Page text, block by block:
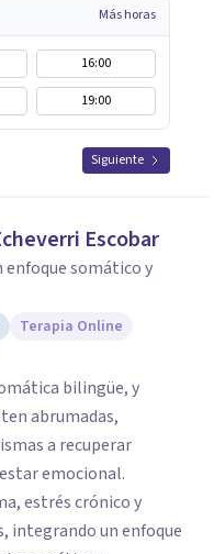
Más horas
16:00
19:00
Siguiente
Escobar
enfoque somático y
Terapia Online
bilingüe, y
abrumadas,
a recuperar
emocional.
estrés crónico y
integrando un enfoque